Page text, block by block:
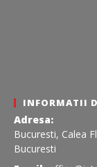
INFORMATII
Adresa:
Bucuresti, Calea
Bucuresti